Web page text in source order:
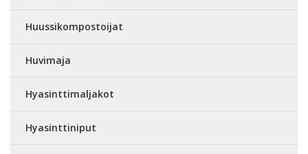
Huussikompostoijat
Huvimaja
Hyasinttimaljakot
Hyasinttiniput